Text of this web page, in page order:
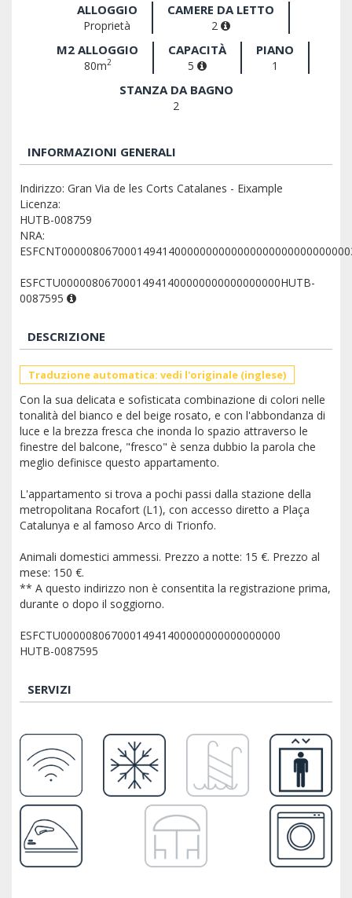
ALLOGGIO
Proprietà
CAMERE DA LETTO
2
M2 ALLOGGIO
80m2
CAPACITÀ
5
PIANO
1
STANZA DA BAGNO
2
INFORMAZIONI GENERALI
Indirizzo: Gran Via de les Corts Catalanes - Eixample
Licenza:
HUTB-008759
NRA:
ESFCTU00000806700014941400000000000000000HUTB-
0087595
DESCRIZIONE
Traduzione automatica: vedi l'originale (inglese)
Con la sua delicata e sofisticata combinazione di colori nelle
tonalità del bianco e del beige rosato, e con l'abbondanza di
luce e la brezza fresca che inonda lo spazio attraverso le
finestre del balcone, "fresco" è senza dubbio la parola che
meglio definisce questo appartamento.
L'appartamento si trova a pochi passi dalla stazione della
metropolitana Rocafort (L1), con accesso diretto a Plaça
Catalunya e al famoso Arco di Trionfo.
Animali domestici ammessi. Prezzo a notte: 15 €. Prezzo al
mese: 150 €.
** A questo indirizzo non è consentita la registrazione prima,
durante o dopo il soggiorno.
ESFCTU00000806700014941400000000000000000
HUTB-0087595
SERVIZI